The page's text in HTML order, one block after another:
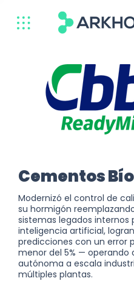
Cementos
Modernizó el control de
su hormigón
sistemas legados internos
inteligencia artificial,
predicciones con un error
menor del 5% — operando
autónoma a escala
múltiples plantas.